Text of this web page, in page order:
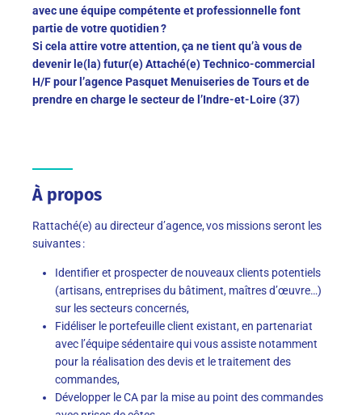
avec une équipe compétente et professionnelle font
partie de votre quotidien ?
Si cela attire votre attention, ça ne tient qu’à vous de
devenir le(la) futur(e) Attaché(e) Technico-commercial
H/F pour l’agence Pasquet Menuiseries de Tours et de
prendre en charge le secteur de l’Indre-et-Loire (37)
À propos
Rattaché(e) au directeur d’agence, vos missions seront les
suivantes :
Identifier et prospecter de nouveaux clients potentiels
(artisans, entreprises du bâtiment, maîtres d’œuvre…)
sur les secteurs concernés,
Fidéliser le portefeuille client existant, en partenariat
avec l’équipe sédentaire qui vous assiste notamment
pour la réalisation des devis et le traitement des
commandes,
Développer le CA par la mise au point des commandes